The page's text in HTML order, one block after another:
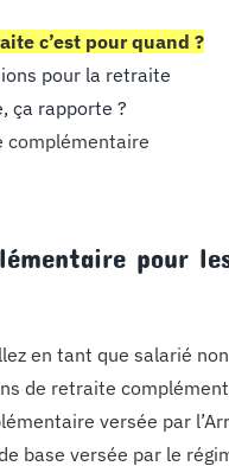
c’est pour quand ?
pour la retraite
ça rapporte ?
complémentaire
pour
en tant que salarié
de retraite
versée par
base versée par le